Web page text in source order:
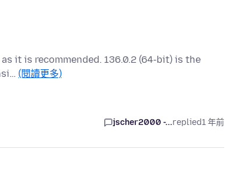
it is recommended. 136.0.2 (64-bit) is the
(閱讀更多)
jscher2000 -...replied1 年前